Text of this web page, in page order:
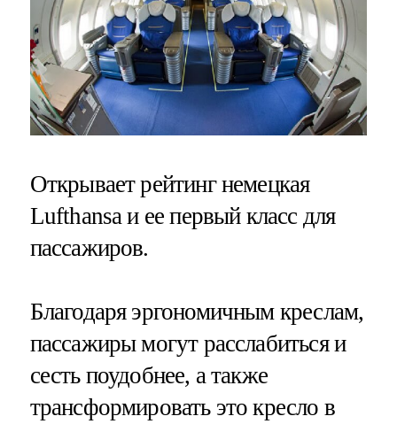
Открывает рейтинг немецкая
Lufthansa и ее первый класс для
пассажиров.
Благодаря эргономичным креслам,
пассажиры могут расслабиться и
сесть поудобнее, а также
трансформировать это кресло в